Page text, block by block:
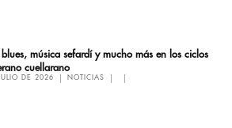
música sefardí y mucho más en los ciclos
cuellarano
DE 2026 NOTICIAS